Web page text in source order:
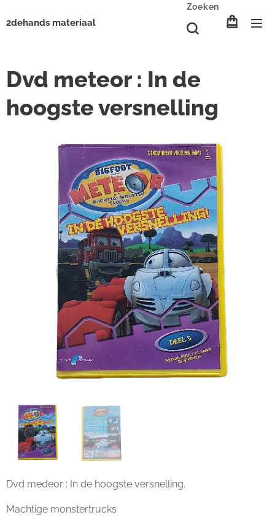
2dehands materiaal
Zoeken
Dvd meteor : In de
hoogste versnelling
Dvd medeor : In de hoogste versnelling.
Machtige monstertrucks